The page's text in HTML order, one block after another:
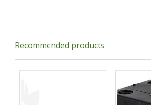
Recommended products